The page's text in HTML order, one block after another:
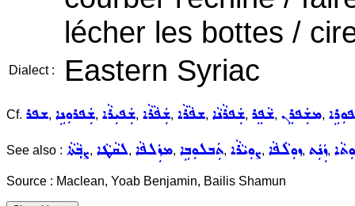
lécher les bottes /
Dialect : Eastern Syriac
Cf. ܫܦܪ, ܫܲܦܪܘܼܢܹܐ, ܫܲܦܝܼܪܵܐ, ܫܲܦܵܪܵܐ, ܫܦܵܪܵܐ, ܫܲܦܪܵܢܵܐ, ܫܵܦܸܪ, ܡܫܲܦܪܸܢ,
See also : ܨܒ݂ܵܬܵܐ, ܠܩܵܛܵܐ, ܡܙܲܠܦܵܐ, ܬܲܒܠܘܼܒܹܐ, ܨܘܼܝܵܪܵܐ, ܙܘܼܠܵܦܵܐ, ܙܲܢܲܬ,
Source : Maclean, Yoab Benjamin, Bailis Shamun